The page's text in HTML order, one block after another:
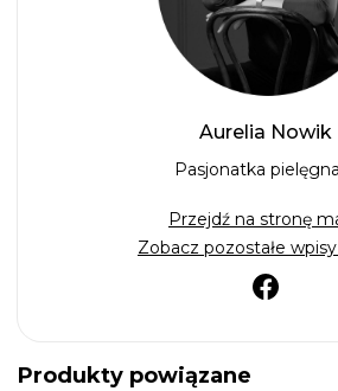
Aurelia Nowik
Pasjonatka
Przejdź na stronę
Zobacz pozostałe
Produkty powiązane